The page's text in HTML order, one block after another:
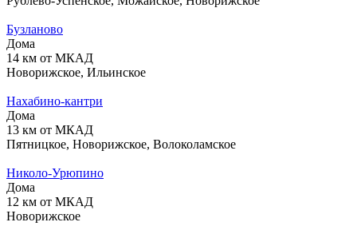
Бузланово
Дома
14 км от МКАД
Новорижское, Ильинское
Нахабино-кантри
Дома
13 км от МКАД
Пятницкое, Новорижское, Волоколамское
Николо-Урюпино
Дома
12 км от МКАД
Новорижское